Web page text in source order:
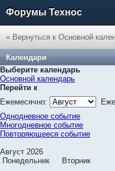
Форумы Технос
« Вернуться к Основной
Календари
Выберите календарь
Основной календарь
Перейти к
Ежемесячно:
Однодневное событие
Многодневное событие
Повторяющееся событие
Август 2026
Понедельник
Вторник